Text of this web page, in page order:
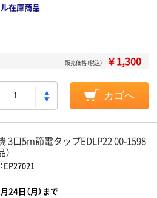
在庫商品
販売価格（税込） ￥1,300
カゴへ
3口5m節電タップEDLP22 00-1598
EP27021
24日（月）まで